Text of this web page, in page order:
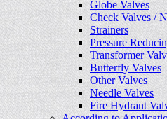
Globe Valves
Check Valves /
Strainers
Pressure
Transformer
Butterfly Valves
Other Valves
Needle Valves
Fire Hydrant